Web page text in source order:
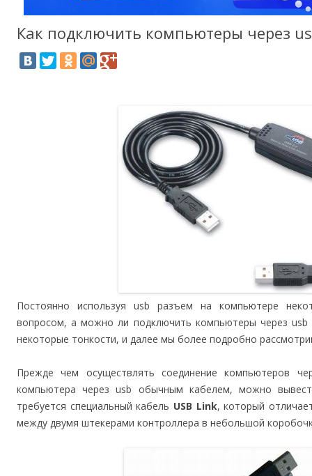
Как подключить компьютеры через
Постоянно используя usb разъем на компьютере
вопросом, а можно ли подключить компьютеры через
некоторые тонкости, и далее мы более подробно
Прежде чем осуществлять соединение компьютеров
компьютера через usb обычным кабелем, можно
требуется специальный кабель USB Link, который
между двумя штекерами контроллера в небольшой